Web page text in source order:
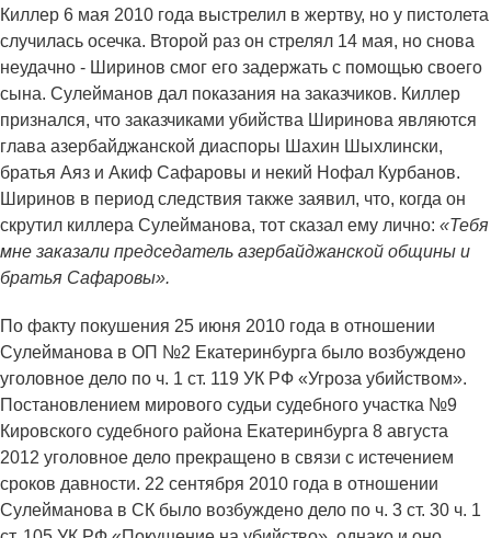
Киллер 6 мая 2010 года выстрелил в жертву, но у пистолета
случилась осечка. Второй раз он стрелял 14 мая, но снова
неудачно - Ширинов смог его задержать с помощью своего
сына. Сулейманов дал показания на заказчиков. Киллер
признался, что заказчиками убийства Ширинова являются
глава азербайджанской диаспоры Шахин Шыхлински,
братья Аяз и Акиф Сафаровы и некий Нофал Курбанов.
Ширинов в период следствия также заявил, что, когда он
скрутил киллера Сулейманова, тот сказал ему лично: «Тебя
мне заказали председатель азербайджанской общины и
братья Сафаровы».
По факту покушения 25 июня 2010 года в отношении
Сулейманова в ОП №2 Екатеринбурга было возбуждено
уголовное дело по ч. 1 ст. 119 УК РФ «Угроза убийством».
Постановлением мирового судьи судебного участка №9
Кировского судебного района Екатеринбурга 8 августа
2012 уголовное дело прекращено в связи с истечением
сроков давности. 22 сентября 2010 года в отношении
Сулейманова в СК было возбуждено дело по ч. 3 ст. 30 ч. 1